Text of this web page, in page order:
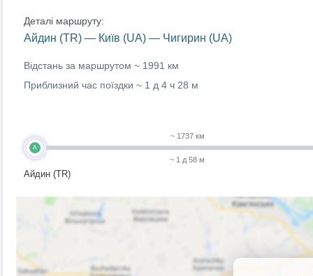
Деталі маршруту:
Айдин (TR) — Київ (UA) — Чигирин (UA)
Відстань за маршрутом ~ 1991 км
Приблизний час поїздки ~ 1 д 4 ч 28 м
A
Айдин (TR)
~ 1737 км
~ 1 д 58 м